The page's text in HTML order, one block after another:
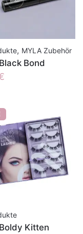
, MYLA Zubehör
Bond
Kitten